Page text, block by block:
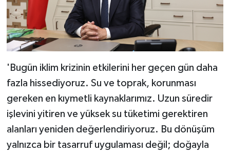
'Bugün iklim krizinin etkilerini her geçen gün daha
fazla hissediyoruz. Su ve toprak, korunması
gereken en kıymetli kaynaklarımız. Uzun süredir
işlevini yitiren ve yüksek su tüketimi gerektiren
alanları yeniden değerlendiriyoruz. Bu dönüşüm
yalnızca bir tasarruf uygulaması değil; doğayla